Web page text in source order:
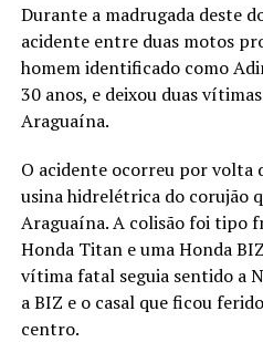
Durante a madrugada deste
acidente entre duas motos
homem identificado como
30 anos, e deixou duas
Araguaína.
O acidente ocorreu por volta
usina hidrelétrica do corujão
Araguaína. A colisão foi tipo
Honda Titan e uma Honda
vítima fatal seguia sentido a
a BIZ e o casal que ficou
centro.